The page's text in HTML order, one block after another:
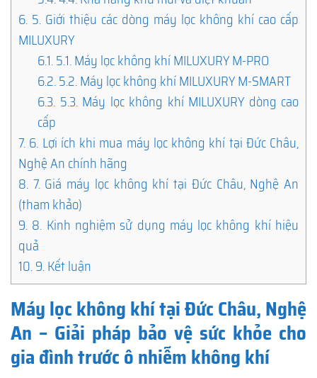
6. 5. Giới thiệu các dòng máy lọc không khí cao cấp
MILUXURY
6.1.5.1. Máy lọc không khí MILUXURY M-PRO
6.2.5.2. Máy lọc không khí MILUXURY M-SMART
6.3. 5.3. Máy lọc không khí MILUXURY dòng cao
cấp
7. 6. Lợi ích khi mua máy lọc không khí tại Đức Châu,
Nghệ An chính hãng
8. 7. Giá máy lọc không khí tại Đức Châu, Nghệ An
(tham khảo)
9. 8. Kinh nghiệm sử dụng máy lọc không khí hiệu
quả
10.9. Kết luận
Máy lọc không khí tại Đức Châu, Nghệ
An – Giải pháp bảo vệ sức khỏe cho
gia đình trước ô nhiễm không khí